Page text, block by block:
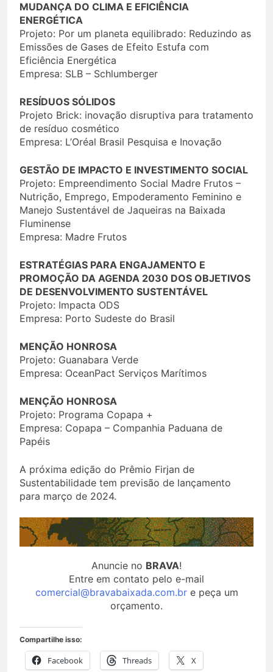
MUDANÇA DO CLIMA E EFICIÊNCIA
ENERGÉTICA
Projeto: Por um planeta equilibrado: Reduzindo as
Emissões de Gases de Efeito Estufa com
Eficiência Energética
Empresa: SLB – Schlumberger
RESÍDUOS SÓLIDOS
Projeto Brick: inovação disruptiva para tratamento
de resíduo cosmético
Empresa: L’Oréal Brasil Pesquisa e Inovação
GESTÃO DE IMPACTO E INVESTIMENTO SOCIAL
Projeto: Empreendimento Social Madre Frutos –
Nutrição, Emprego, Empoderamento Feminino e
Manejo Sustentável de Jaqueiras na Baixada
Fluminense
Empresa: Madre Frutos
ESTRATÉGIAS PARA ENGAJAMENTO E
PROMOÇÃO DA AGENDA 2030 DOS OBJETIVOS
DE DESENVOLVIMENTO SUSTENTÁVEL
Projeto: Impacta ODS
Empresa: Porto Sudeste do Brasil
MENÇÃO HONROSA
Projeto: Guanabara Verde
Empresa: OceanPact Serviços Marítimos
MENÇÃO HONROSA
Projeto: Programa Copapa +
Empresa: Copapa – Companhia Paduana de
Papéis
A próxima edição do Prêmio Firjan de
Sustentabilidade tem previsão de lançamento
para março de 2024.
Anuncie no BRAVA!
Entre em contato pelo e-mail
comercial@bravabaixada.com.bre peça um
orçamento.
Compartilhe isso:
Facebook Threads X